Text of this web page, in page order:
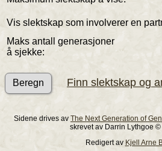
Vis slektskap som involverer en
Maks antall generasjoner
å sjekke:
Finn slektskap og
Sidene drives av The Next Generation of
skrevet av Darrin Lythgoe ©
Redigert av Kjell Arne